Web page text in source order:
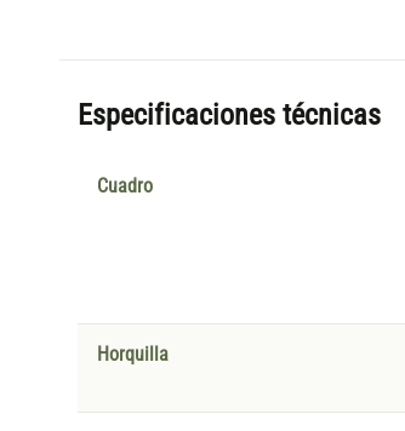
Especificaciones técnicas
Cuadro
Horquilla